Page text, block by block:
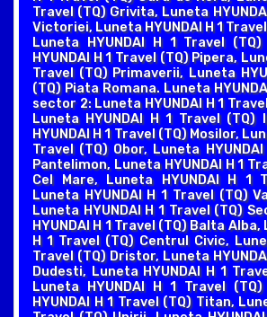
Travel (TQ) Grivita, Luneta
Victoriei, Luneta HYUNDAI H 1
Luneta HYUNDAI H 1 Travel
HYUNDAI H 1 Travel (TQ) Pipera,
Travel (TQ) Primaverii, Luneta
(TQ) Piata Romana. Luneta
sector 2: Luneta HYUNDAI H 1
Luneta HYUNDAI H 1 Travel (TQ)
HYUNDAI H 1 Travel (TQ) Mosilor,
Travel (TQ) Obor, Luneta
Pantelimon, Luneta HYUNDAI H 1
Cel Mare, Luneta HYUNDAI H 1
Luneta HYUNDAI H 1 Travel (TQ)
Luneta HYUNDAI H 1 Travel (TQ)
HYUNDAI H 1 Travel (TQ) Balta Alba,
H 1 Travel (TQ) Centrul Civic,
Travel (TQ) Dristor, Luneta
Dudesti, Luneta HYUNDAI H 1
Luneta HYUNDAI H 1 Travel
HYUNDAI H 1 Travel (TQ) Titan,